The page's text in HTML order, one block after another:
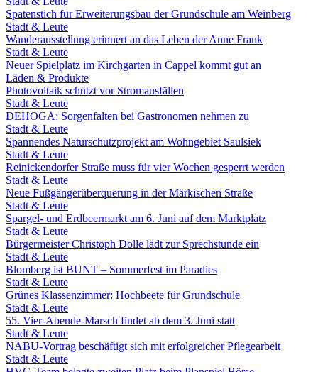
Spatenstich für Erweiterungsbau der Grundschule am Weinberg
Stadt & Leute
Wanderausstellung erinnert an das Leben der Anne Frank
Stadt & Leute
Neuer Spielplatz im Kirchgarten in Cappel kommt gut an
Läden & Produkte
Photovoltaik schützt vor Stromausfällen
Stadt & Leute
DEHOGA: Sorgenfalten bei Gastronomen nehmen zu
Stadt & Leute
Spannendes Naturschutzprojekt am Wohngebiet Saulsiek
Stadt & Leute
Reinickendorfer Straße muss für vier Wochen gesperrt werden
Stadt & Leute
Neue Fußgängerüberquerung in der Märkischen Straße
Stadt & Leute
Spargel- und Erdbeermarkt am 6. Juni auf dem Marktplatz
Stadt & Leute
Bürgermeister Christoph Dolle lädt zur Sprechstunde ein
Stadt & Leute
Blomberg ist BUNT – Sommerfest im Paradies
Stadt & Leute
Grünes Klassenzimmer: Hochbeete für Grundschule
Stadt & Leute
55. Vier-Abende-Marsch findet ab dem 3. Juni statt
Stadt & Leute
NABU-Vortrag beschäftigt sich mit erfolgreicher Pflegearbeit
Stadt & Leute